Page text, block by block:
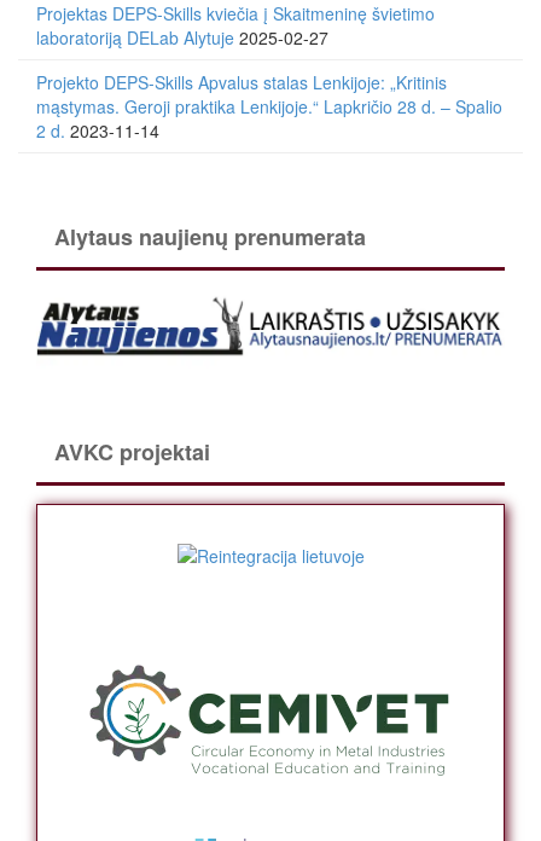
Projektas DEPS-Skills kviečia į Skaitmeninę švietimo
laboratoriją DELab Alytuje 2025-02-27
Projekto DEPS-Skills Apvalus stalas Lenkijoje: „Kritinis
mąstymas. Geroji praktika Lenkijoje.“ Lapkričio 28 d. – Spalio
2 d. 2023-11-14
Alytaus naujienų prenumerata
AVKC projektai